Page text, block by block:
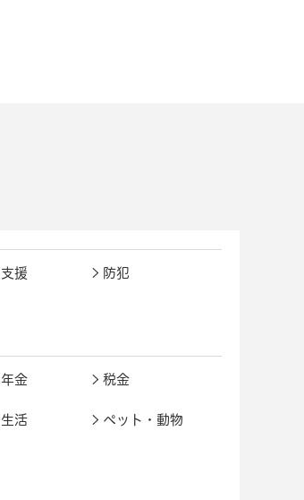
援 防犯
金 税金
活 ペット・動物